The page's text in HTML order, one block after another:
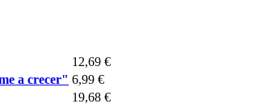
12,69 €
a crecer" 6,99 €
19,68 €